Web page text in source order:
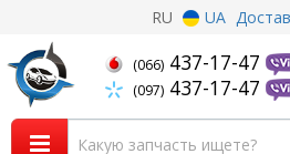
RU UA
(066) 437-17-47
(097) 437-17-47